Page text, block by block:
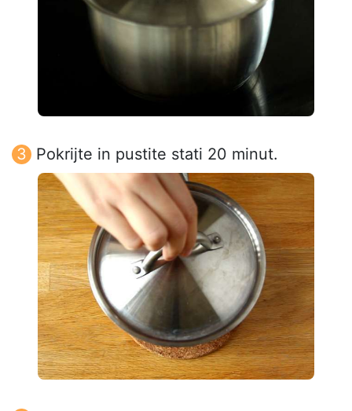
Pokrijte in pustite stati 20 minut.